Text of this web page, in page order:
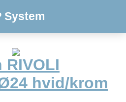
System
RIVOLI
hvid/krom